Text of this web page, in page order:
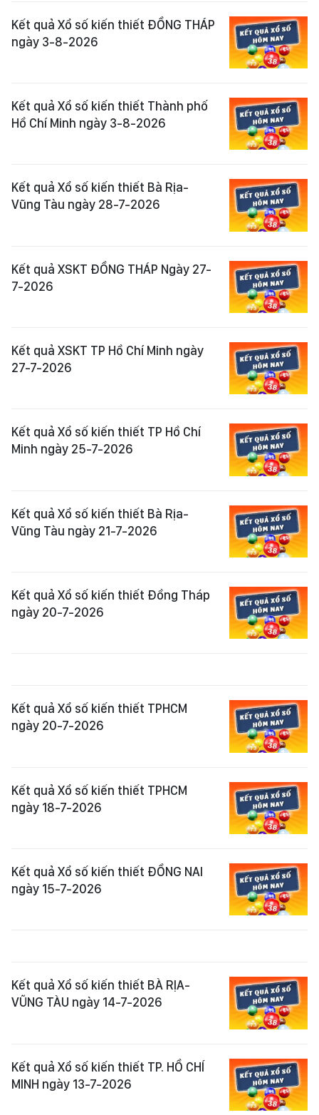
Kết quả Xổ số kiến thiết ĐỒNG THÁP
ngày 3-8-2026
Kết quả Xổ số kiến thiết Thành phố
Hồ Chí Minh ngày 3-8-2026
Kết quả Xổ số kiến thiết Bà Rịa-
Vũng Tàu ngày 28-7-2026
Kết quả XSKT ĐỒNG THÁP Ngày 27-
7-2026
Kết quả XSKT TP Hồ Chí Minh ngày
27-7-2026
Kết quả Xổ số kiến thiết TP Hồ Chí
Minh ngày 25-7-2026
Kết quả Xổ số kiến thiết Bà Rịa-
Vũng Tàu ngày 21-7-2026
Kết quả Xổ số kiến thiết Đồng Tháp
ngày 20-7-2026
Kết quả Xổ số kiến thiết TPHCM
ngày 20-7-2026
Kết quả Xổ số kiến thiết TPHCM
ngày 18-7-2026
Kết quả Xổ số kiến thiết ĐỒNG NAI
ngày 15-7-2026
Kết quả Xổ số kiến thiết BÀ RỊA-
VŨNG TÀU ngày 14-7-2026
Kết quả Xổ số kiến thiết TP. HỒ CHÍ
MINH ngày 13-7-2026